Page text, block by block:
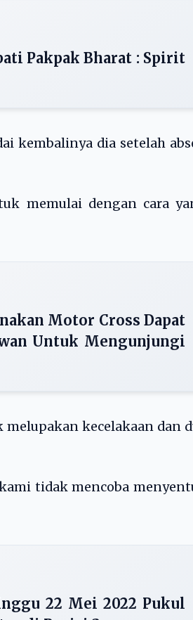
Pakpak Bharat : Spirit
kembalinya dia setelah
memulai dengan cara
Motor Cross Dapat
Untuk Mengunjungi
kecelakaan dan
tidak mencoba
22 Mei 2022 Pukul